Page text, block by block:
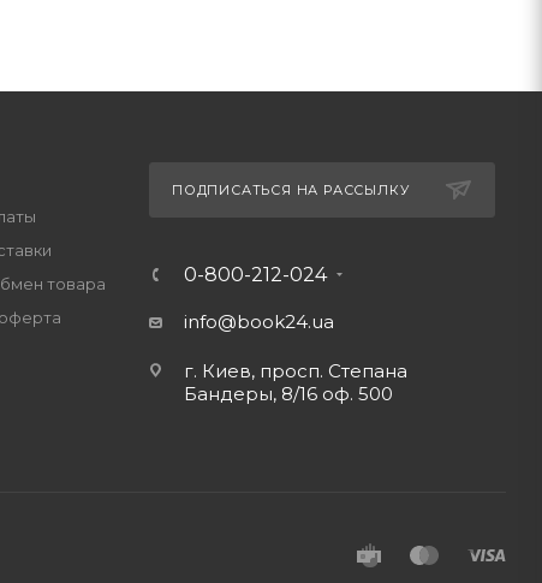
товара
ПОДПИСАТЬСЯ НА РАССЫЛКУ
0-800-212-024
info@book24.ua
г. Киев, просп. Степана
Бандеры, 8/16 оф. 500